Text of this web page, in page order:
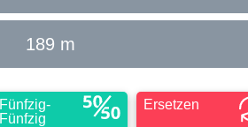
189 m
Fünfzig-
Fünfzig
Ersetzen